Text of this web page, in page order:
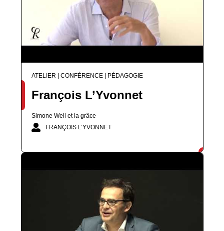
ATELIER | CONFÉRENCE | PÉDAGOGIE
François L’Yvonnet
Simone Weil et la grâce
FRANÇOIS L’YVONNET